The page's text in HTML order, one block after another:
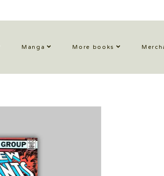
Manga More books